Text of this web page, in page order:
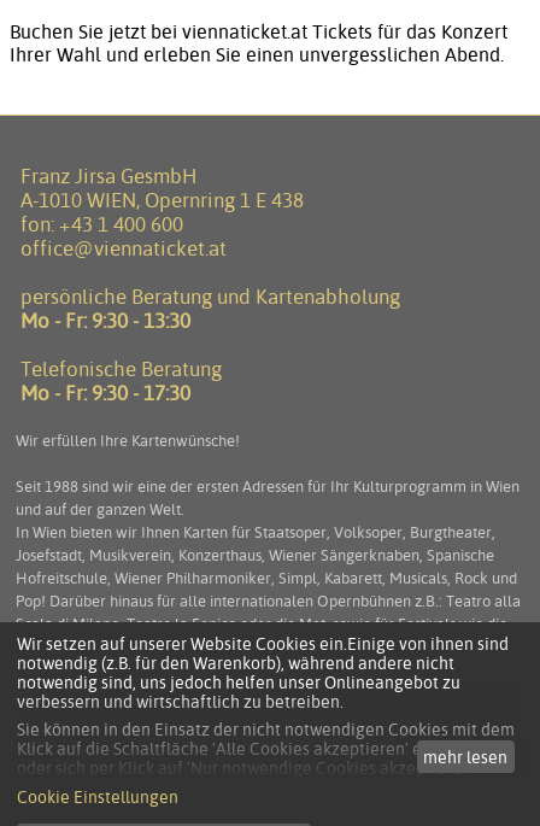
Buchen Sie jetzt bei viennaticket.at Tickets für das Konzert
Ihrer Wahl und erleben Sie einen unvergesslichen Abend.
Franz Jirsa GesmbH
A-1010 WIEN, Opernring 1 E 438
fon: +43 1 400 600
office@viennaticket.at
persönliche Beratung und Kartenabholung
Mo - Fr: 9:30 - 13:30
Telefonische Beratung
Mo - Fr: 9:30 - 17:30
Wir erfüllen Ihre Kartenwünsche!
Seit 1988 sind wir eine der ersten Adressen für Ihr Kulturprogramm in Wien
und auf der ganzen Welt.
In Wien bieten wir Ihnen Karten für Staatsoper, Volksoper, Burgtheater,
Josefstadt, Musikverein, Konzerthaus, Wiener Sängerknaben, Spanische
Hofreitschule, Wiener Philharmoniker, Simpl, Kabarett, Musicals, Rock und
Pop! Darüber hinaus für alle internationalen Opernbühnen z.B.: Teatro alla
Scala di Milano, Teatro la Fenice oder die Met, sowie für Festivals wie die
Salzburger Festspiele, die Arena di Verona und viele mehr. Service und
Beratung stehen an erster Stelle um Ihnen einen unbeschwerten
Kulturgenuss zu ermöglichen.
KONTAKT
DATENSCHUTZ
AGB
Wir setzen auf unserer Website Cookies ein.Einige von ihnen sind
notwendig (z.B. für den Warenkorb), während andere nicht
notwendig sind, uns jedoch helfen unser Onlineangebot zu
verbessern und wirtschaftlich zu betreiben.
Sie können in den Einsatz der nicht notwendigen Cookies mit dem
Klick auf die Schaltfläche 'Alle Cookies akzeptieren' einwilligen
oder sich per Klick auf 'Nur notwendige Cookies akzeptieren'
anders entscheiden.
mehr lesen
Cookie Einstellungen